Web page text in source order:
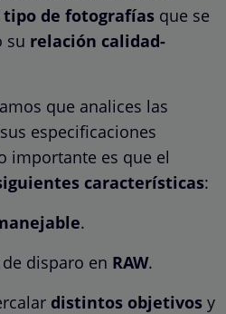
tipo de fotografías que se
su relación calidad-
que analices las
especificaciones
importante es que el
características:
.
disparo en RAW.
distintos objetivos y